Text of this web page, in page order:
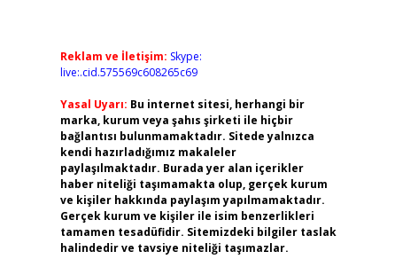
Reklam ve İletişim: Skype:
live:.cid.575569c608265c69
Yasal Uyarı: Bu internet sitesi, herhangi bir
marka, kurum veya şahıs şirketi ile hiçbir
bağlantısı bulunmamaktadır. Sitede yalnızca
kendi hazırladığımız makaleler
paylaşılmaktadır. Burada yer alan içerikler
haber niteliği taşımamakta olup, gerçek kurum
ve kişiler hakkında paylaşım yapılmamaktadır.
Gerçek kurum ve kişiler ile isim benzerlikleri
tamamen tesadüfidir. Sitemizdeki bilgiler taslak
halindedir ve tavsiye niteliği taşımazlar.